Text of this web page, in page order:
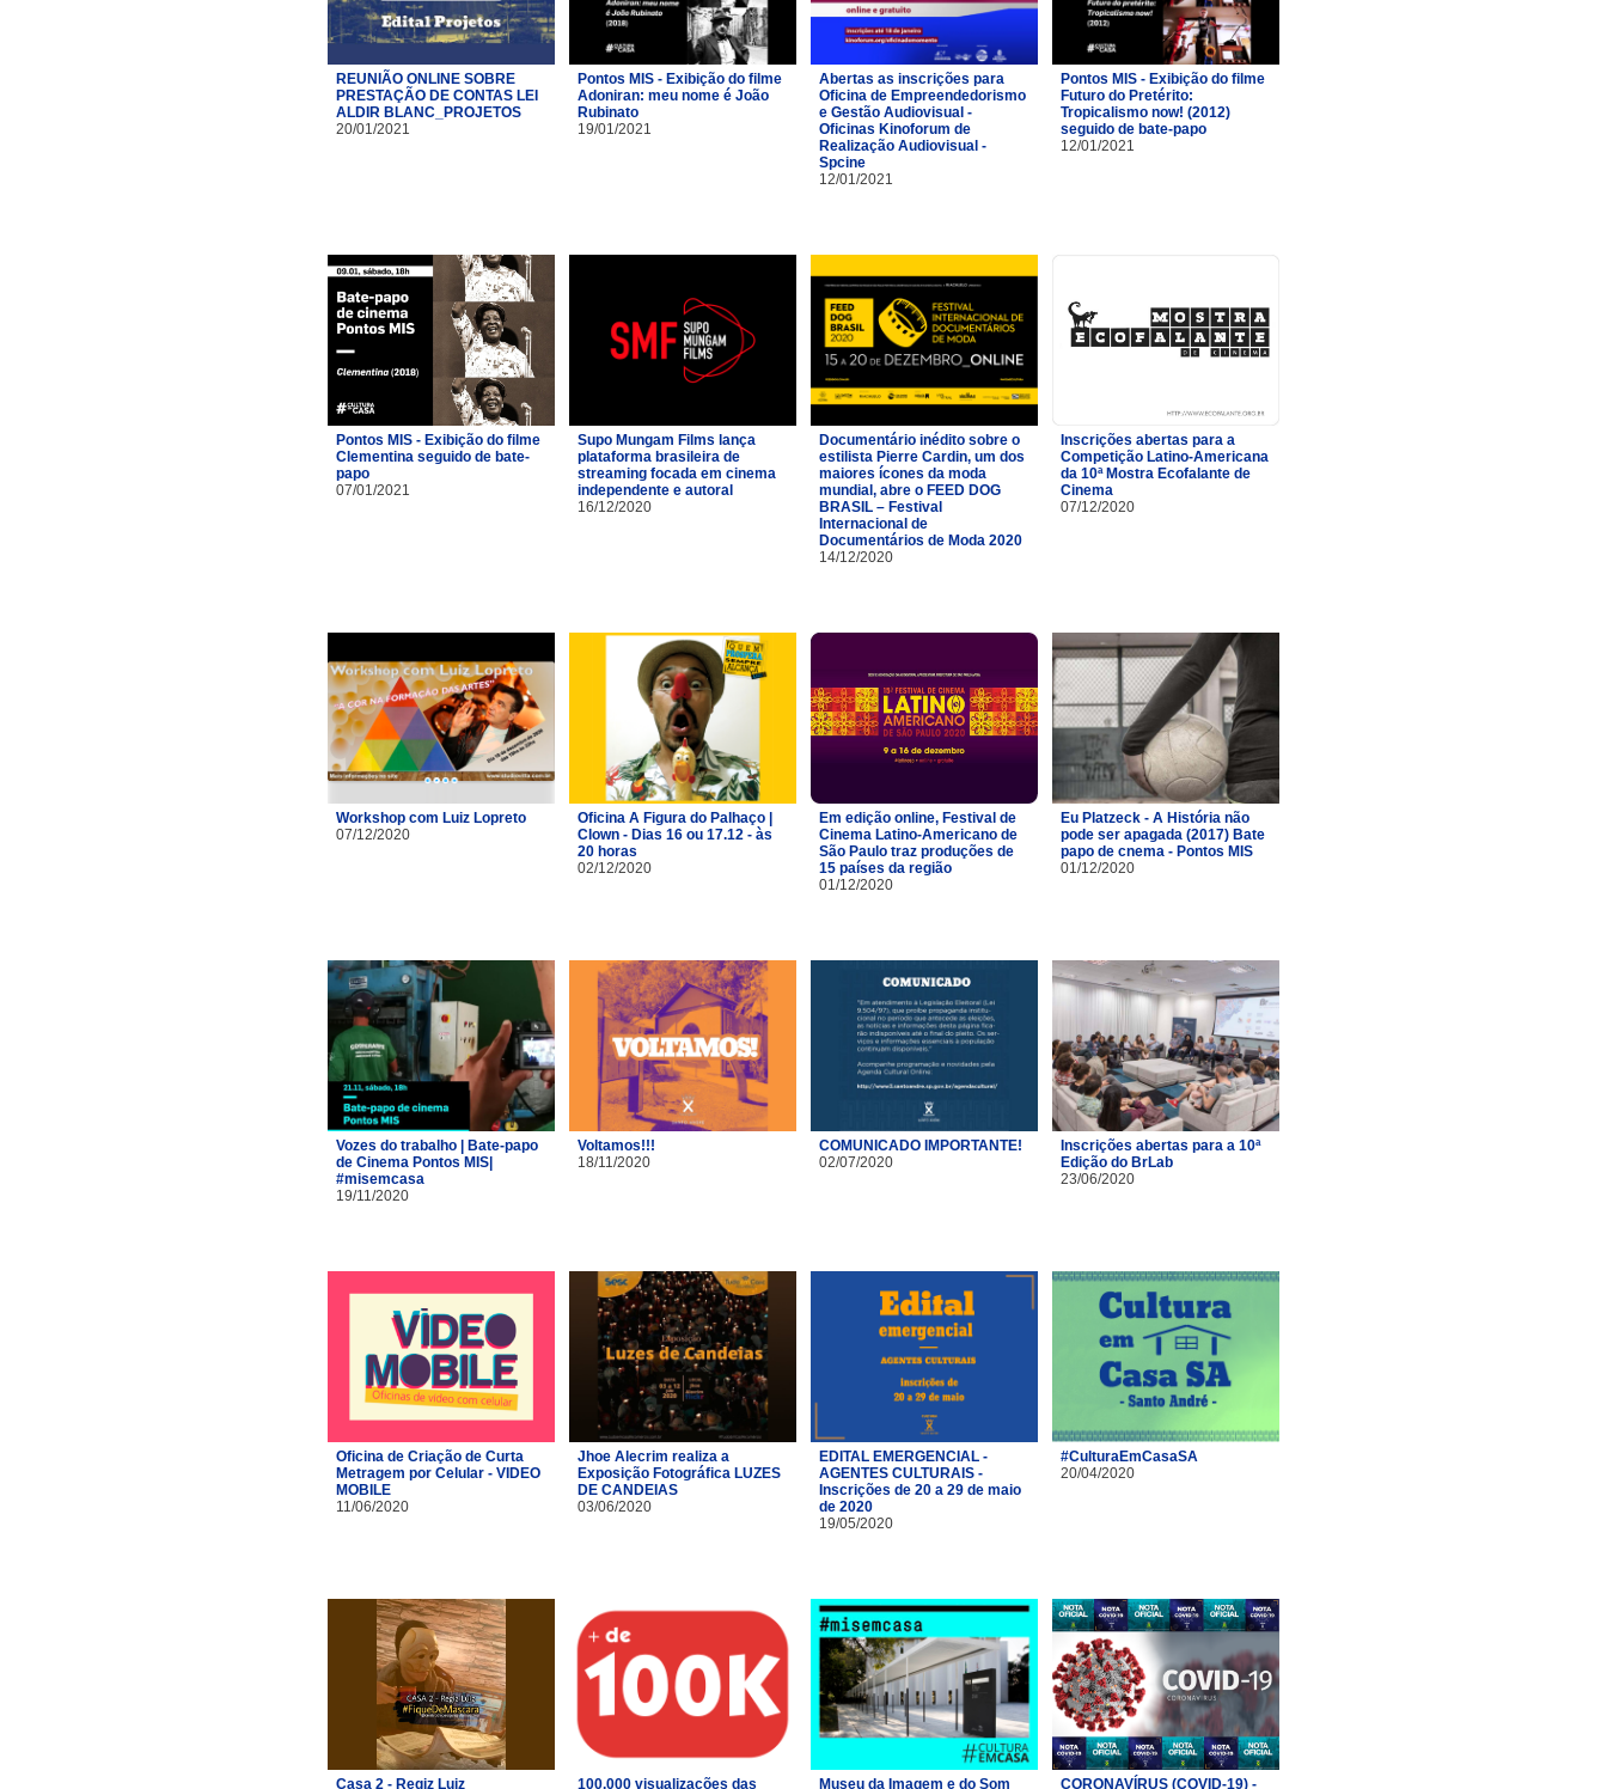
REUNIÃO ONLINE SOBRE
PRESTAÇÃO DE CONTAS LEI
ALDIR BLANC_PROJETOS
20/01/2021
Pontos MIS - Exibição do filme
Adoniran: meu nome é João
Rubinato
19/01/2021
Abertas as inscrições para
Oficina de Empreendedorismo
e Gestão Audiovisual -
Oficinas Kinoforum de
Realização Audiovisual -
Spcine
12/01/2021
Pontos MIS - Exibição do filme
Futuro do Pretérito:
Tropicalismo now! (2012)
seguido de bate-papo
12/01/2021
Pontos MIS - Exibição do filme
Clementina seguido de bate-
papo
07/01/2021
Supo Mungam Films lança
plataforma brasileira de
streaming focada em cinema
independente e autoral
16/12/2020
Documentário inédito sobre o
estilista Pierre Cardin, um dos
maiores ícones da moda
mundial, abre o FEED DOG
BRASIL – Festival
Internacional de
Documentários de Moda 2020
14/12/2020
Inscrições abertas para a
Competição Latino-Americana
da 10ª Mostra Ecofalante de
Cinema
07/12/2020
Workshop com Luiz Lopreto
07/12/2020
Oficina A Figura do Palhaço |
Clown - Dias 16 ou 17.12 - às
20 horas
02/12/2020
Em edição online, Festival de
Cinema Latino-Americano de
São Paulo traz produções de
15 países da região
01/12/2020
Eu Platzeck - A História não
pode ser apagada (2017) Bate
papo de cnema - Pontos MIS
01/12/2020
Vozes do trabalho | Bate-papo
de Cinema Pontos MIS|
#misemcasa
19/11/2020
Voltamos!!!
18/11/2020
COMUNICADO IMPORTANTE!
02/07/2020
Inscrições abertas para a 10ª
Edição do BrLab
23/06/2020
Oficina de Criação de Curta
Metragem por Celular - VIDEO
MOBILE
11/06/2020
Jhoe Alecrim realiza a
Exposição Fotográfica LUZES
DE CANDEIAS
03/06/2020
EDITAL EMERGENCIAL -
AGENTES CULTURAIS -
Inscrições de 20 a 29 de maio
de 2020
19/05/2020
#CulturaEmCasaSA
20/04/2020
Casa 2 - Regiz Luiz 100.000 visualizações das Museu da Imagem e do Som CORONAVÍRUS (COVID-19) -